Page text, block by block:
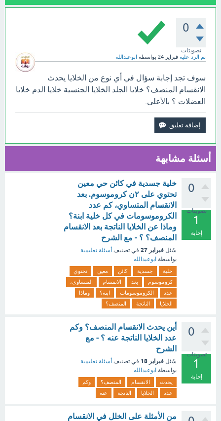
0
تصويتات
تم الرد عليه فبراير 24 بواسطة ابوعبدالله
سوف تجد إجابة سؤال في أي نوع من الخلايا يحدث
الانقسام المنصف؟ خلايا الجلد الخلايا الجنسية خلايا الدم خلايا
العضلات ؟ بالأعلى.
أسئلة مشابهة
0
تصويتات
1
إجابة
خلية جسدية في كائن حي معين
تحتوي على ٢ن كروموسوم. بعد
الانقسام المتساوي، كم عدد
الكروموسومات في كل خلية ابنة؟
وماذا عن الخلايا الناتجة بعد الانقسام
المنصف؟ ؟ - مع الشرح
سُئل فبراير 27 في تصنيف أسئلة تعليمية
بواسطة ابوعبدالله
خلية جسدية كائن معين
تحتوي
كروموسوم
بعد الانقسام
المتساوي،
عدد
الكروموسومات ابنة؟
وماذا
الخلايا
الناتجة المنصف؟
0
تصويتات
1
إجابة
أين يحدث الانقسام المنصف؟ وكم
عدد الخلايا الناتجة عنه ؟ - مع
الشرح
سُئل فبراير 18 في تصنيف أسئلة تعليمية
بواسطة ابوعبدالله
يحدث الانقسام المنصف؟
وكم
عدد
الخلايا الناتجة عنه
من الأمثلة على الخلل في الانقسام